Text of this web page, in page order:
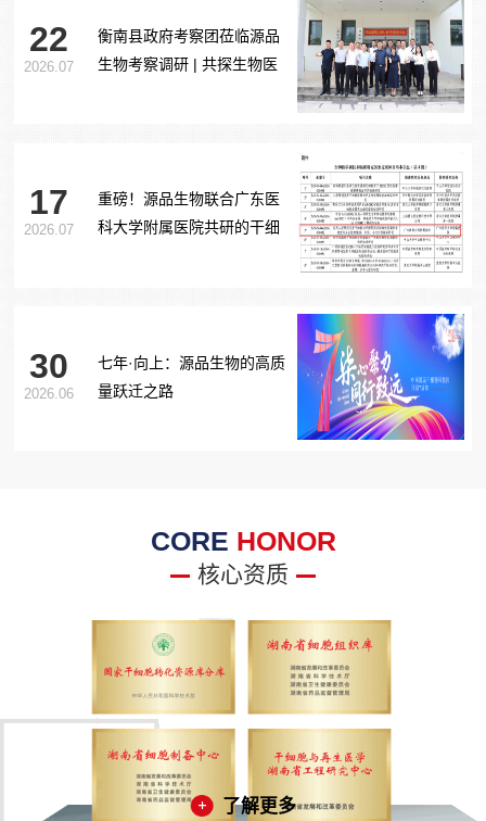
22
2026.07
衡南县政府考察团莅临源品
生物考察调研 | 共探生物医
17
2026.07
重磅！源品生物联合广东医
科大学附属医院共研的干细
30
2026.06
七年·向上：源品生物的高质
量跃迁之路
CORE HONOR
核心资质
了解更多